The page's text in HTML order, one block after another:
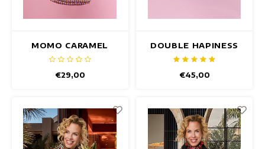
MOMO CARAMEL
TOTE BAG
€29,00
DOUBLE HAPINESS
DUFTKERZE
€45,00